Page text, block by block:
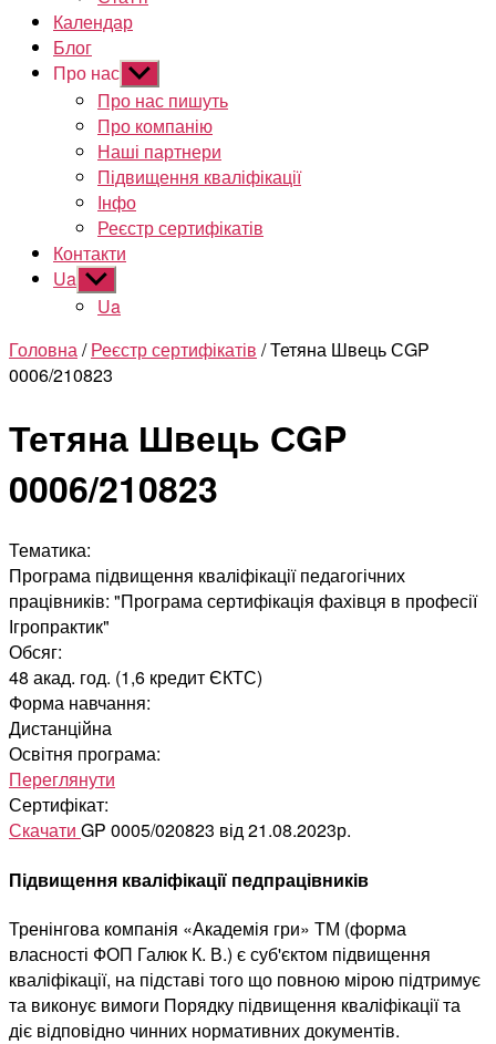
Календар
Блог
Про нас Показати
підменю
Про нас пишуть
Про компанію
Наші партнери
Підвищення кваліфікації
Інфо
Реєстр сертифікатів
Контакти
Ua Показати
підменю
Ua
Головна/Реєстр сертифікатів / Тетяна Швець СGP
0006/210823
Тетяна Швець СGP
0006/210823
Тематика:
Програма підвищення кваліфікації педагогічних
працівників: "Програма сертифікація фахівця в професії
Ігропрактик"
Обсяг:
48 акад. год. (1,6 кредит ЄКТС)
Форма навчання:
Дистанційна
Освітня програма:
Переглянути
Сертифікат:
Скачати GP 0005/020823 від 21.08.2023р.
Підвищення кваліфікації педпрацівників
Тренінгова компанія «Академія гри» ТМ (форма
власності ФОП Галюк К. В.) є суб'єктом підвищення
кваліфікації, на підставі того що повною мірою підтримує
та виконує вимоги Порядку підвищення кваліфікації та
діє відповідно чинних нормативних документів.